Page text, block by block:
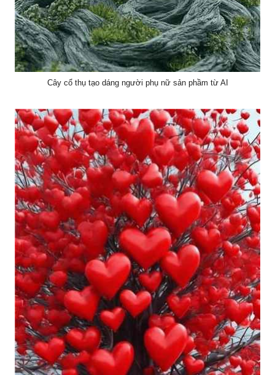
Cây cổ thụ tạo dáng người phụ nữ sản phầm từ AI